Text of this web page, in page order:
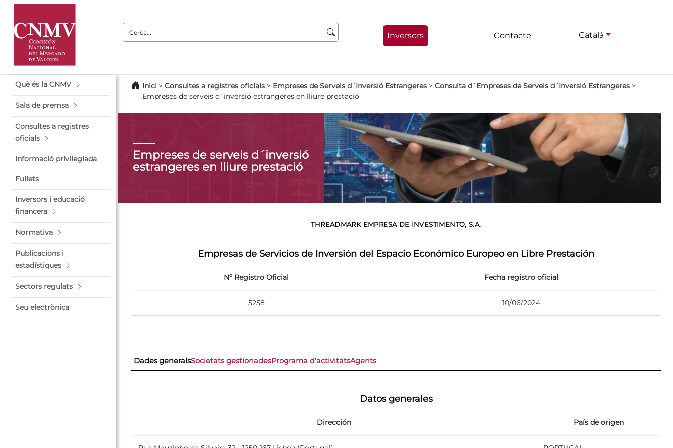
Cerca:
Inversors Contacte Català
Què és la CNMV
Sala de premsa
Consultes a registres
oficials
Informació privilegiada
Fullets
Inversors i educació
financera
Normativa
Publicacions i
estadístiques
Sectors regulats
Seu electrònica
Inici > Consultes a registres oficials > Empreses de Serveis d´Inversió Estrangeres > Consulta d´Empreses de Serveis d´Inversió Estrangeres >
Empreses de serveis d´inversió estrangeres en lliure prestació
Empreses de serveis d´inversió
estrangeres en lliure prestació
THREADMARK EMPRESA DE INVESTIMENTO, S.A.
Empresas de Servicios de Inversión del Espacio Económico Europeo en Libre Prestación
Nº Registro Oficial Fecha registro oficial
5258 10/06/2024
Dades generalsSocietats gestionadesPrograma d'activitatsAgents
Datos generales
Dirección País de origen